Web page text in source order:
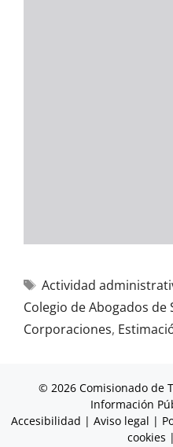
Actividad
Colegio de Abogados de
Corporaciones,
© 2026 Comisionado de
Información
Accesibilidad | Aviso legal |
cookies |